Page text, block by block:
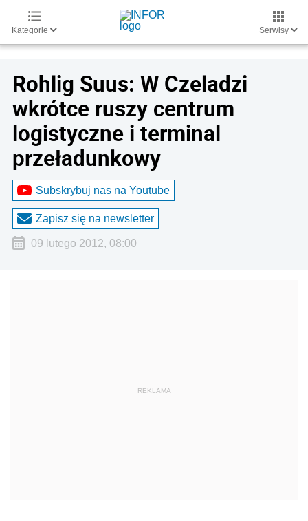
Kategorie Serwisy
Rohlig Suus: W Czeladzi
wkrótce ruszy centrum
logistyczne i terminal
przeładunkowy
Subskrybuj nas na Youtube
Zapisz się na newsletter
09 lutego 2012, 08:00